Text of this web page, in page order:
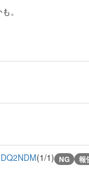
。
(1/1) NG 報